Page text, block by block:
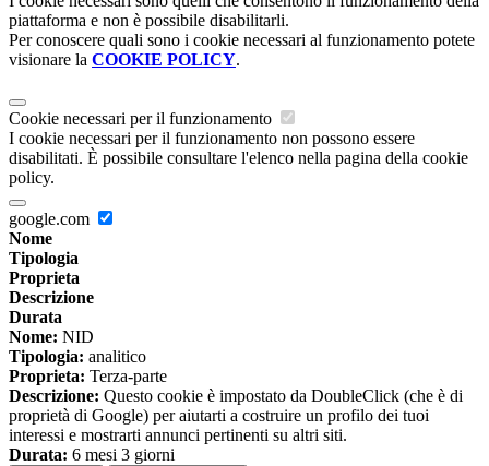
piattaforma e non è possibile disabilitarli.
Per conoscere quali sono i cookie necessari al funzionamento potete
visionare la COOKIE POLICY.
Cookie necessari per il funzionamento
I cookie necessari per il funzionamento non possono essere
disabilitati. È possibile consultare l'elenco nella pagina della cookie
policy.
google.com
Nome
Tipologia
Proprieta
Descrizione
Durata
Nome: NID
Tipologia: analitico
Proprieta: Terza-parte
Descrizione: Questo cookie è impostato da DoubleClick (che è di
proprietà di Google) per aiutarti a costruire un profilo dei tuoi
interessi e mostrarti annunci pertinenti su altri siti.
Durata: 6 mesi 3 giorni